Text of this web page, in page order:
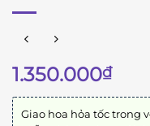
1.350.000₫
Giao hoa hỏa tốc trong